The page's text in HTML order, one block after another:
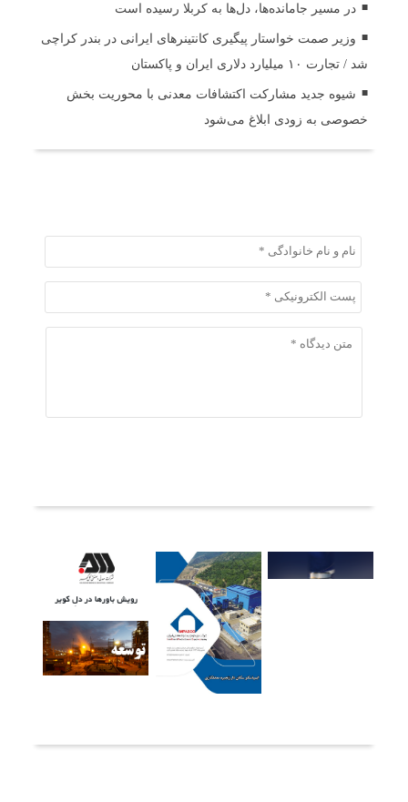
در مسیر جا‌مانده‌ها، دل‌ها به کربلا رسیده است
وزیر صمت خواستار پیگیری کانتینرهای ایرانی در بندر کراچی
شد / تجارت ۱۰ میلیارد دلاری ایران و پاکستان
شیوه جدید مشارکت اکتشافات معدنی با محوریت بخش
خصوصی به زودی ابلاغ می‌شود